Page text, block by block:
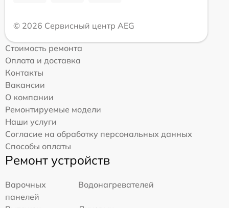
© 2026 Сервисный центр AEG
Стоимость ремонта
Оплата и доставка
Контакты
Вакансии
О компании
Ремонтируемые модели
Наши услуги
Согласие на обработку персональных данных
Способы оплаты
Ремонт устройств
Варочных
панелей
Водонагревателей